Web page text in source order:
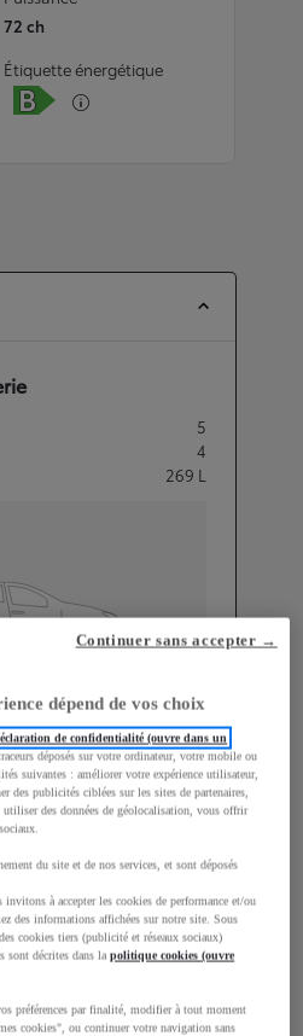
72 ch
Étiquette énergétique
5
4
269 L
mm
dépend de vos choix
de confidentialité (ouvre dans un
déposés sur votre ordinateur, votre mobile ou
suivantes : améliorer votre expérience utilisateur,
des publicités ciblées sur les sites de partenaires,
utiliser des données de géolocalisation, vous offrir
du site et de nos services, et sont déposés
à accepter les cookies de performance et/ou
des informations affichées sur notre site. Sous
cookies tiers (publicité et réseaux sociaux)
sont décrites dans lapolitique cookies (ouvre
préférences par finalité, modifier à tout moment
cookies", ou continuer votre navigation sans
Continuer sans accepter →